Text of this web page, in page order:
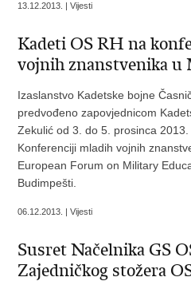
13.12.2013. | Vijesti
Kadeti OS RH na
vojnih znanstvenika u
Izaslanstvo Kadetske bojne
predvođeno zapovjednicom
Zekulić od 3. do 5. prosinca
Konferenciji mladih vojnih
European Forum on Military
Budimpešti.
06.12.2013. | Vijesti
Susret Načelnika GS
Zajedničkog stožera